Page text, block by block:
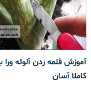
آموزش قلمه زدن آلوئه
کاملا آسان